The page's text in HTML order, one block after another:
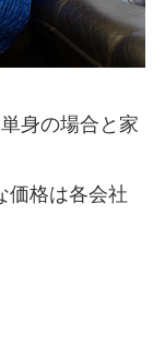
身の場合と家
価格は各会社